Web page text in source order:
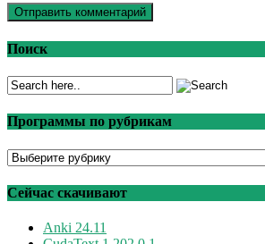
Поиск
Программы по рубрикам
Программы
рубрикам
Сейчас скачивают
Anki 24.11